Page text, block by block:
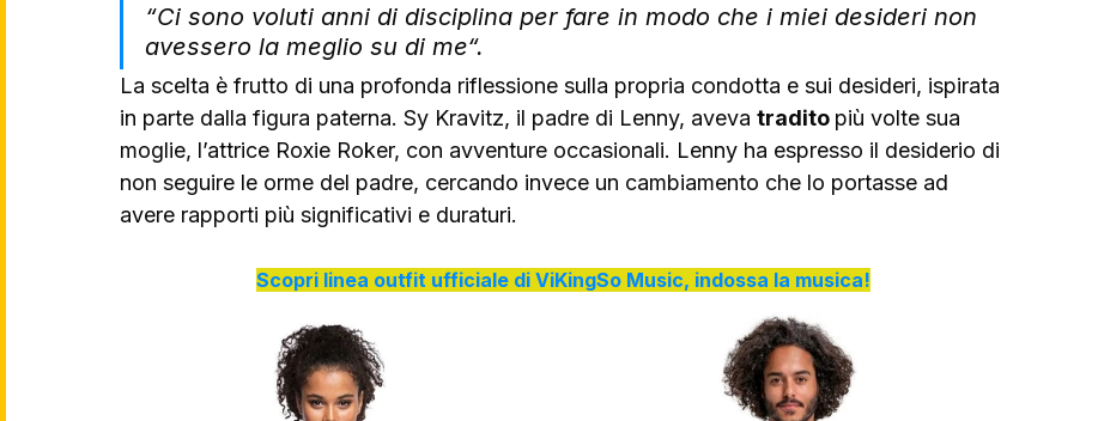
“Ci sono voluti anni di disciplina per fare in modo che i miei desideri non
avessero la meglio su di me“.
La scelta è frutto di una profonda riflessione sulla propria condotta e sui desideri, ispirata
in parte dalla figura paterna. Sy Kravitz, il padre di Lenny, aveva tradito più volte sua
moglie, l’attrice Roxie Roker, con avventure occasionali. Lenny ha espresso il desiderio di
non seguire le orme del padre, cercando invece un cambiamento che lo portasse ad
avere rapporti più significativi e duraturi.
Scopri linea outfit ufficiale di ViKingSo Music, indossa la musica!